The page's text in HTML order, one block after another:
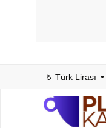
₺ Türk Lirası